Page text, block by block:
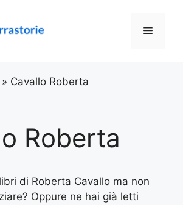
Menu
» Cavallo Roberta
Roberta
di Roberta Cavallo ma non
Oppure ne hai già letti